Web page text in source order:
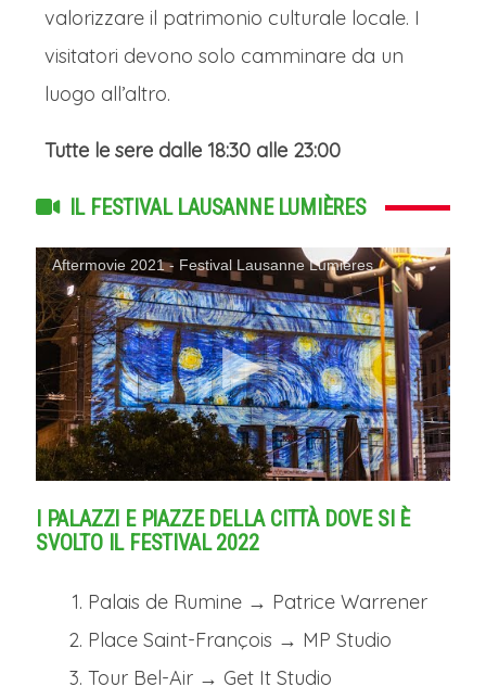
valorizzare il patrimonio culturale locale. I
visitatori devono solo camminare da un
luogo all’altro.
Tutte le sere dalle 18:30 alle 23:00
IL FESTIVAL LAUSANNE LUMIÈRES
Aftermovie 2021 - Festival Lausanne Lumières
I PALAZZI E PIAZZE DELLA CITTÀ DOVE SI È
SVOLTO IL FESTIVAL 2022
Palais de Rumine → Patrice Warrener
Place Saint-François → MP Studio
Tour Bel-Air → Get It Studio